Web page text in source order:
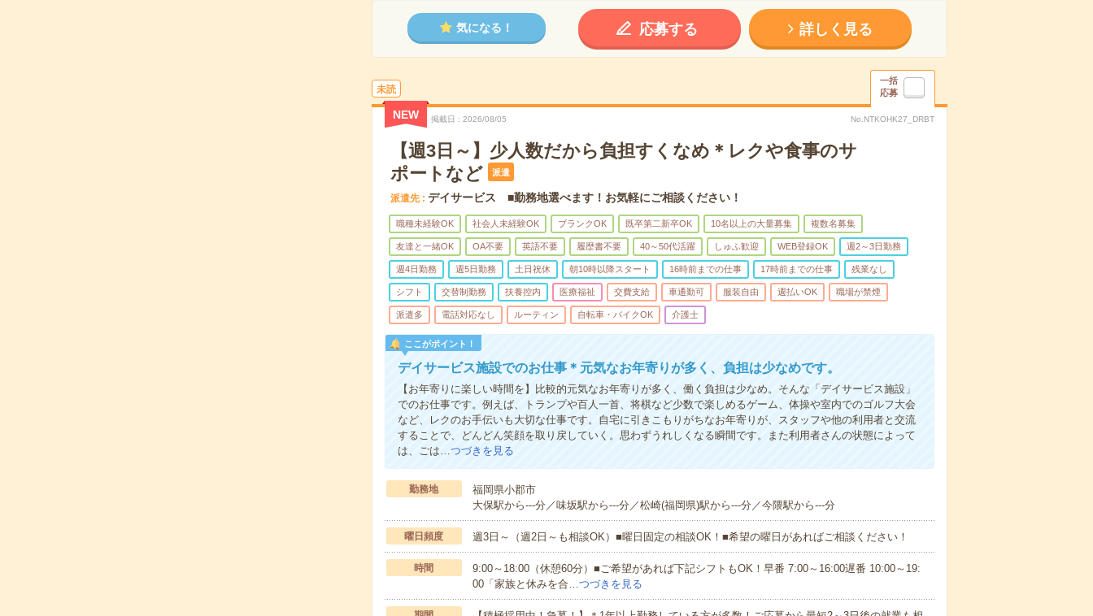
気になる！ 応募する 詳しく見る
未読
一括
応募
NEW 掲載日 2026/08/05 No.NTKOHK27_DRBT
【週3日～】少人数だから負担すくなめ＊レクや食事のサ
ポートなど
派遣
派遣先 デイサービス ■勤務地選べます！お気軽にご相談ください！
職種未経験OK 社会人未経験OK ブランクOK 既卒第二新卒OK 10名以上の大量募集 複数名募集
友達と一緒OK OA不要 英語不要 履歴書不要 40～50代活躍 しゅふ歓迎 WEB登録OK 週2～3日勤務
週4日勤務 週5日勤務 土日祝休 朝10時以降スタート 16時前までの仕事 17時前までの仕事 残業なし
シフト 交替制勤務 扶養控内 医療福祉 交費支給 車通勤可 服装自由 週払いOK 職場が禁煙
派遣多 電話対応なし ルーティン 自転車・バイクOK 介護士
ここがポイント！
デイサービス施設でのお仕事＊元気なお年寄りが多く、負担は少なめです。
【お年寄りに楽しい時間を】比較的元気なお年寄りが多く、働く負担は少なめ。そんな「デイサービス施設」
でのお仕事です。例えば、トランプや百人一首、将棋など少数で楽しめるゲーム、体操や室内でのゴルフ大会
など、レクのお手伝いも大切な仕事です。自宅に引きこもりがちなお年寄りが、スタッフや他の利用者と交流
することで、どんどん笑顔を取り戻していく。思わずうれしくなる瞬間です。また利用者さんの状態によって
は、ごは… つづきを見る
勤務地
福岡県小郡市
大保駅から---分／味坂駅から---分／松崎(福岡県)駅から---分／今隈駅から---分
曜日頻度 週3日～（週2日～も相談OK）■曜日固定の相談OK！■希望の曜日があればご相談ください！
時間
9:00～18:00（休憩60分）■ご希望があれば下記シフトもOK！早番 7:00～16:00遅番 10:00～19:
00「家族と休みを合… つづきを見る